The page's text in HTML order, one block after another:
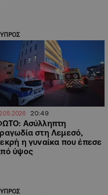
20:49
Ασύλληπτη
στη Λεμεσό,
η γυναίκα που έπεσε
ύψος